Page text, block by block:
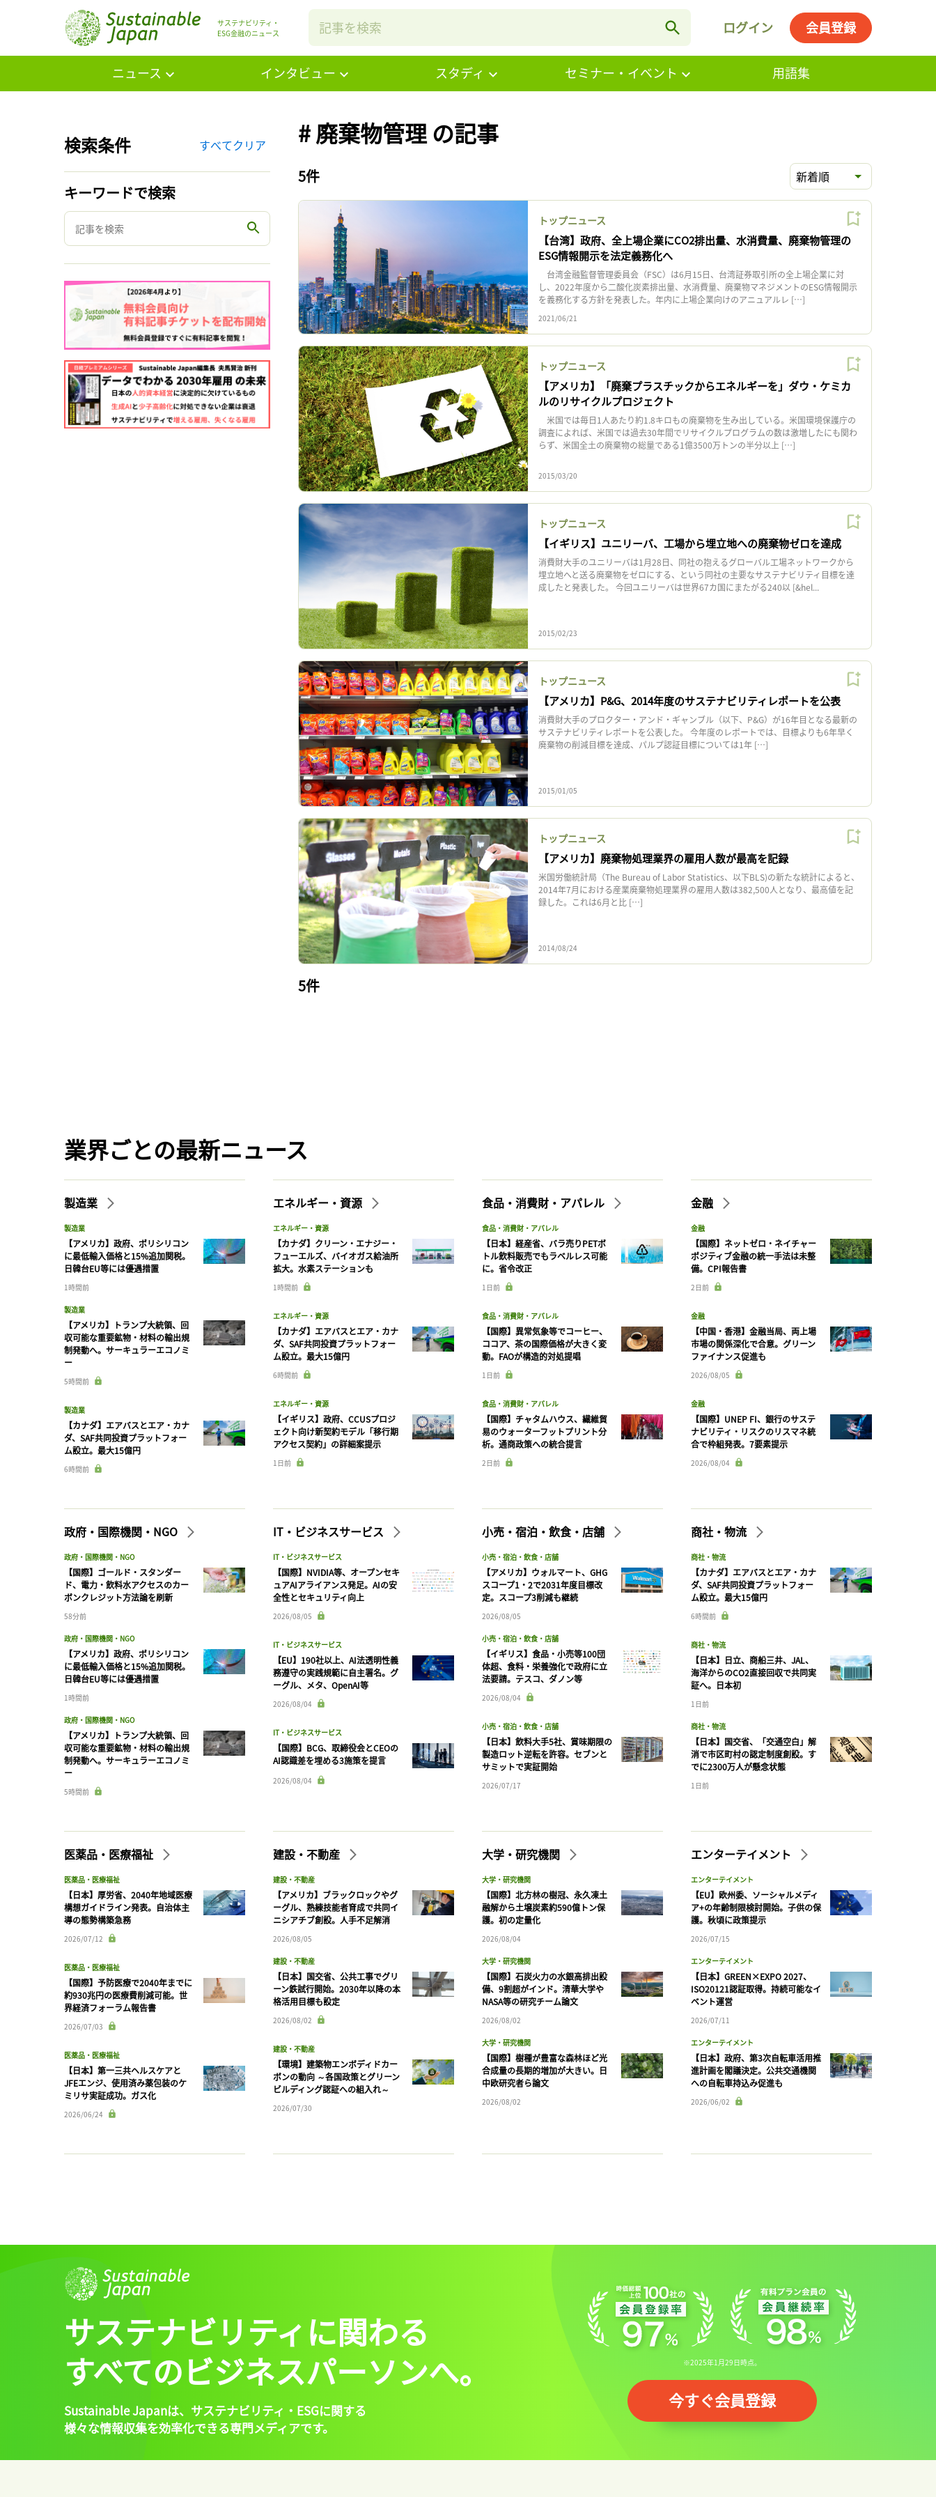
サステナビリティ・
ESG金融のニュース
ログイン 会員登録
ニュース インタビュー スタディ セミナー・イベント 用語集
検索条件 すべてクリア
キーワードで検索
# 廃棄物管理 の記事
5件 新着順
トップニュース
【台湾】政府、全上場企業にCO2排出量、水消費量、廃棄物管理の
ESG情報開示を法定義務化へ
台湾金融監督管理委員会（FSC）は6月15日、台湾証券取引所の全上場企業に対
し、2022年度から二酸化炭素排出量、水消費量、廃棄物マネジメントのESG情報開示
を義務化する方針を発表した。年内に上場企業向けのアニュアルレ […]
2021/06/21
トップニュース
【アメリカ】「廃棄プラスチックからエネルギーを」ダウ・ケミカ
ルのリサイクルプロジェクト
米国では毎日1人あたり約1.8キロもの廃棄物を生み出している。米国環境保護庁の
調査によれば、米国では過去30年間でリサイクルプログラムの数は激増したにも関わ
らず、米国全土の廃棄物の総量である1億3500万トンの半分以上 […]
2015/03/20
トップニュース
【イギリス】ユニリーバ、工場から埋立地への廃棄物ゼロを達成
消費財大手のユニリーバは1月28日、同社の抱えるグローバル工場ネットワークから
埋立地へと送る廃棄物をゼロにする、という同社の主要なサステナビリティ目標を達
成したと発表した。 今回ユニリーバは世界67カ国にまたがる240以 [&hel...
2015/02/23
トップニュース
【アメリカ】P&G、2014年度のサステナビリティレポートを公表
消費財大手のプロクター・アンド・ギャンブル（以下、P&G）が16年目となる最新の
サステナビリティレポートを公表した。 今年度のレポートでは、目標よりも6年早く
廃棄物の削減目標を達成、パルプ認証目標については1年 […]
2015/01/05
トップニュース
【アメリカ】廃棄物処理業界の雇用人数が最高を記録
米国労働統計局（The Bureau of Labor Statistics、以下BLS)の新たな統計によると、
2014年7月における産業廃棄物処理業界の雇用人数は382,500人となり、最高値を記
録した。これは6月と比 […]
2014/08/24
5件
業界ごとの最新ニュース
製造業
製造業
【アメリカ】政府、ポリシリコン
に最低輸入価格と15%追加関税。
日韓台EU等には優遇措置
1時間前
製造業
【アメリカ】トランプ大統領、回
収可能な重要鉱物・材料の輸出規
制発動へ。サーキュラーエコノミ
ー
5時間前
製造業
【カナダ】エアバスとエア・カナ
ダ、SAF共同投資プラットフォー
ム設立。最大15億円
6時間前
エネルギー・資源
エネルギー・資源
【カナダ】クリーン・エナジー・
フューエルズ、バイオガス給油所
拡大。水素ステーションも
1時間前
エネルギー・資源
【カナダ】エアバスとエア・カナ
ダ、SAF共同投資プラットフォー
ム設立。最大15億円
6時間前
エネルギー・資源
【イギリス】政府、CCUSプロジ
ェクト向け新契約モデル「移行期
アクセス契約」の詳細案提示
1日前
食品・消費財・アパレル
食品・消費財・アパレル
【日本】経産省、バラ売りPETボ
トル飲料販売でもラベルレス可能
に。省令改正
1日前
食品・消費財・アパレル
【国際】異常気象等でコーヒー、
ココア、茶の国際価格が大きく変
動。FAOが構造的対処提唱
1日前
食品・消費財・アパレル
【国際】チャタムハウス、繊維貿
易のウォーターフットプリント分
析。通商政策への統合提言
2日前
金融
金融
【国際】ネットゼロ・ネイチャー
ポジティブ金融の統一手法は未整
備。CPI報告書
2日前
金融
【中国・香港】金融当局、両上場
市場の関係深化で合意。グリーン
ファイナンス促進も
2026/08/05
金融
【国際】UNEP FI、銀行のサステ
ナビリティ・リスクのリスマネ統
合で枠組発表。7要素提示
2026/08/04
政府・国際機関・NGO
政府・国際機関・NGO
【国際】ゴールド・スタンダー
ド、電力・飲料水アクセスのカー
ボンクレジット方法論を刷新
58分前
政府・国際機関・NGO
【アメリカ】政府、ポリシリコン
に最低輸入価格と15%追加関税。
日韓台EU等には優遇措置
1時間前
政府・国際機関・NGO
【アメリカ】トランプ大統領、回
収可能な重要鉱物・材料の輸出規
制発動へ。サーキュラーエコノミ
ー
5時間前
IT・ビジネスサービス
IT・ビジネスサービス
【国際】NVIDIA等、オープンセキ
ュアAIアライアンス発足。AIの安
全性とセキュリティ向上
2026/08/05
IT・ビジネスサービス
【EU】190社以上、AI法透明性義
務遵守の実践規範に自主署名。グ
ーグル、メタ、OpenAI等
2026/08/04
IT・ビジネスサービス
【国際】BCG、取締役会とCEOの
AI認識差を埋める3施策を提言
2026/08/04
小売・宿泊・飲食・店舗
小売・宿泊・飲食・店舗
【アメリカ】ウォルマート、GHG
スコープ1・2で2031年度目標改
定。スコープ3削減も継続
2026/08/05
小売・宿泊・飲食・店舗
【イギリス】食品・小売等100団
体超、食料・栄養強化で政府に立
法要請。テスコ、ダノン等
2026/08/04
小売・宿泊・飲食・店舗
【日本】飲料大手5社、賞味期限の
製造ロット逆転を許容。セブンと
サミットで実証開始
2026/07/17
商社・物流
商社・物流
【カナダ】エアバスとエア・カナ
ダ、SAF共同投資プラットフォー
ム設立。最大15億円
6時間前
商社・物流
【日本】日立、商船三井、JAL、
海洋からのCO2直接回収で共同実
証へ。日本初
1日前
商社・物流
【日本】国交省、「交通空白」解
消で市区町村の認定制度創設。す
でに2300万人が懸念状態
1日前
医薬品・医療福祉
医薬品・医療福祉
【日本】厚労省、2040年地域医療
構想ガイドライン発表。自治体主
導の態勢構築急務
2026/07/12
医薬品・医療福祉
【国際】予防医療で2040年までに
約930兆円の医療費削減可能。世
界経済フォーラム報告書
2026/07/03
医薬品・医療福祉
【日本】第一三共ヘルスケアと
JFEエンジ、使用済み薬包装のケ
ミリサ実証成功。ガス化
2026/06/24
建設・不動産
建設・不動産
【アメリカ】ブラックロックやグ
ーグル、熟練技能者育成で共同イ
ニシアチブ創設。人手不足解消
2026/08/05
建設・不動産
【日本】国交省、公共工事でグリ
ーン鉄試行開始。2030年以降の本
格活用目標も設定
2026/08/02
建設・不動産
【環境】建築物エンボディドカー
ボンの動向 ～各国政策とグリーン
ビルディング認証への組入れ～
2026/07/30
大学・研究機関
大学・研究機関
【国際】北方林の樹冠、永久凍土
融解から土壌炭素約590億トン保
護。初の定量化
2026/08/04
大学・研究機関
【国際】石炭火力の水銀高排出設
備、9割超がインド。清華大学や
NASA等の研究チーム論文
2026/08/02
大学・研究機関
【国際】樹種が豊富な森林ほど光
合成量の長期的増加が大きい。日
中欧研究者ら論文
2026/08/02
エンターテイメント
エンターテイメント
【EU】欧州委、ソーシャルメディ
ア+の年齢制限検討開始。子供の保
護。秋頃に政策提示
2026/07/15
エンターテイメント
【日本】GREEN×EXPO 2027、
ISO20121認証取得。持続可能なイ
ベント運営
2026/07/11
エンターテイメント
【日本】政府、第3次自転車活用推
進計画を閣議決定。公共交通機関
への自転車持込み促進も
2026/06/02
記事をお気に入りに保存するには
ログインが必要です
会員登録
サステナビリティに関わる
すべてのビジネスパーソンへ。
Sustainable Japanは、 サステナビリティ・ESGに関する
様々な情報収集を効率化できる専門メディアです。
※2025年1月29日時点。
今すぐ会員登録